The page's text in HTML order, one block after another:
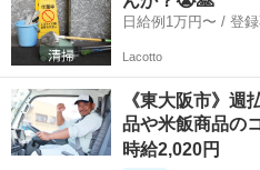
日給
Lacotto
《東大阪市》週
品や米飯商品の
時給2,020円